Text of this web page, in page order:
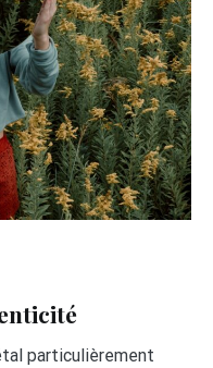
particulièrement